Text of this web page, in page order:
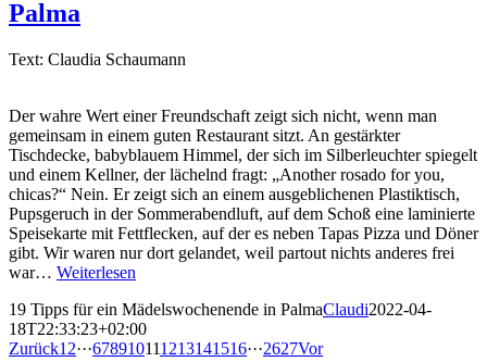
Palma
Text: Claudia Schaumann
Der wahre Wert einer Freundschaft zeigt sich nicht, wenn man
gemeinsam in einem guten Restaurant sitzt. An gestärkter
Tischdecke, babyblauem Himmel, der sich im Silberleuchter spiegelt
und einem Kellner, der lächelnd fragt: „Another rosado for you,
chicas?“ Nein. Er zeigt sich an einem ausgeblichenen Plastiktisch,
Pupsgeruch in der Sommerabendluft, auf dem Schoß eine laminierte
Speisekarte mit Fettflecken, auf der es neben Tapas Pizza und Döner
gibt. Wir waren nur dort gelandet, weil partout nichts anderes frei
war… Weiterlesen
19 Tipps für ein Mädelswochenende in PalmaClaudi2022-04-
18T22:33:23+02:00
Zurück1 2···678910111213141516···2627Vor